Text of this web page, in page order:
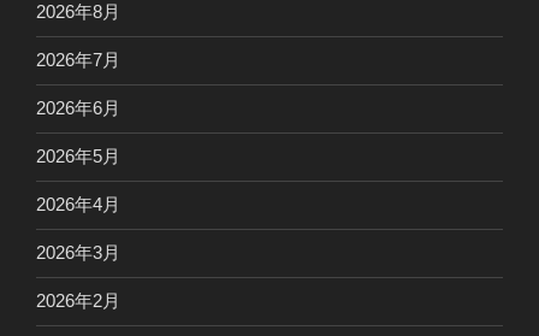
2026年8月
2026年7月
2026年6月
2026年5月
2026年4月
2026年3月
2026年2月